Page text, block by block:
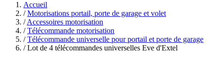
maison
Seconde
vie
Bons
plans
Accueil
/ Motorisations portail, porte de garage et volet
/ Accessoires motorisation
/ Télécommande motorisation
/ Télécommande universelle pour portail et porte de garage
/ Lot de 4 télécommandes universelles Eve d'Extel